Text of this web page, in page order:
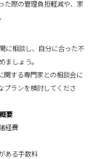
た際の管理負担軽減や、家
に相談し、自分に合った不
しょう。
関する専門家との相談会に
プランを検討してくださ
概要
経費
ある手数料